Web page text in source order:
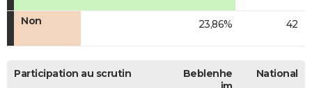
Non 23,86% 42
Participation au scrutin
Beblenhe
National